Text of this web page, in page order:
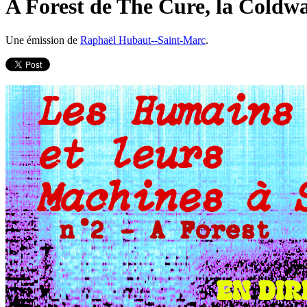
A Forest de The Cure, la
Une émission de Raphaël Hubaut--Saint-Marc.